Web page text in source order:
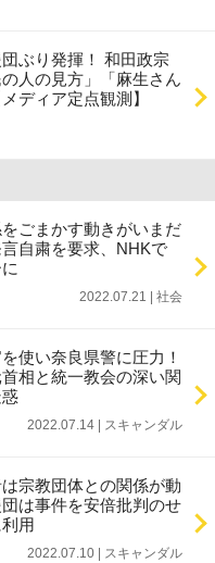
ぶり発揮！ 和田政宗
人の見方」「麻生さん
ディア定点観測】
ごまかす動きがいまだ
自粛を要求、NHKで
2022.07.21 | 社会
使い奈良県警に圧力！
相と統一教会の深い関
2022.07.14 | スキャンダル
宗教団体との関係が動
は事件を安倍批判のせ
用
2022.07.10 | スキャンダル